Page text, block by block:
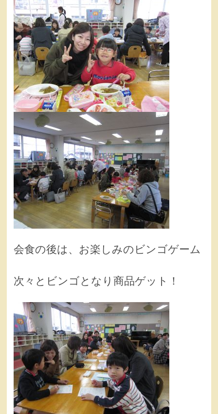
会食の後は、お楽しみのビンゴゲーム
次々とビンゴとなり商品ゲット！